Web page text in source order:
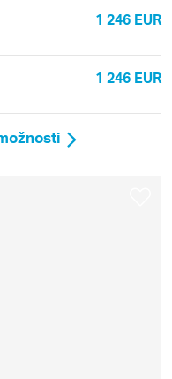
1 246 EUR
1 246 EUR